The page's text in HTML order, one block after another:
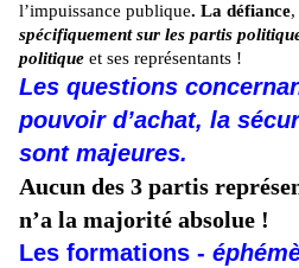
l’impuissance publique. La défiance
spécifiquement sur les partis
politique et ses représentants !
Les questions
pouvoir d’achat, la
sont majeures.
Aucun des 3 partis
n’a la majorité absolue !
Les formations -